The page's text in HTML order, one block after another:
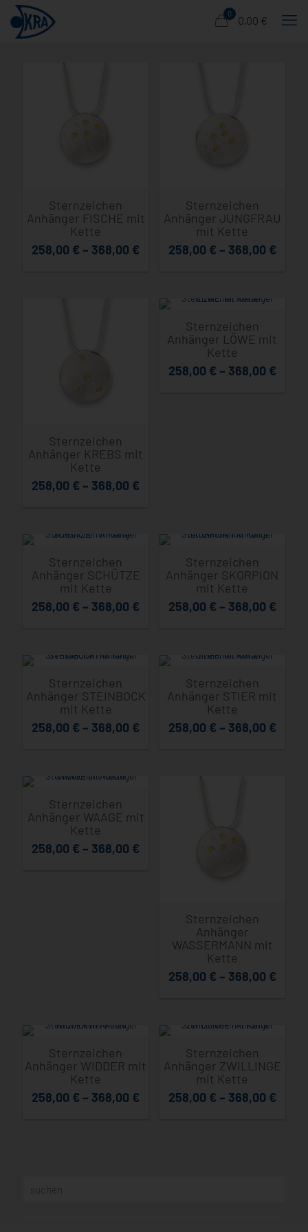
0
0,00 €
Sternzeichen
Anhänger FISCHE mit
Kette
258,00 € – 368,00 €
Sternzeichen
Anhänger JUNGFRAU
mit Kette
258,00 € – 368,00 €
Sternzeichen
Anhänger KREBS mit
Kette
258,00 € – 368,00 €
Sternzeichen
Anhänger LÖWE mit
Kette
258,00 € – 368,00 €
Sternzeichen
Anhänger SCHÜTZE
mit Kette
258,00 € – 368,00 €
Sternzeichen
Anhänger SKORPION
mit Kette
258,00 € – 368,00 €
Sternzeichen
Anhänger STEINBOCK
mit Kette
258,00 € – 368,00 €
Sternzeichen
Anhänger STIER mit
Kette
258,00 € – 368,00 €
Sternzeichen
Anhänger WAAGE mit
Kette
258,00 € – 368,00 €
Sternzeichen
Anhänger
WASSERMANN mit
Kette
258,00 € – 368,00 €
Sternzeichen
Anhänger WIDDER mit
Kette
258,00 € – 368,00 €
Sternzeichen
Anhänger ZWILLINGE
mit Kette
258,00 € – 368,00 €